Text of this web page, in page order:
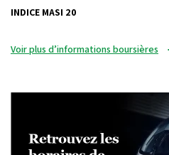
INDICE MASI 20
Voir plus d’informations boursières